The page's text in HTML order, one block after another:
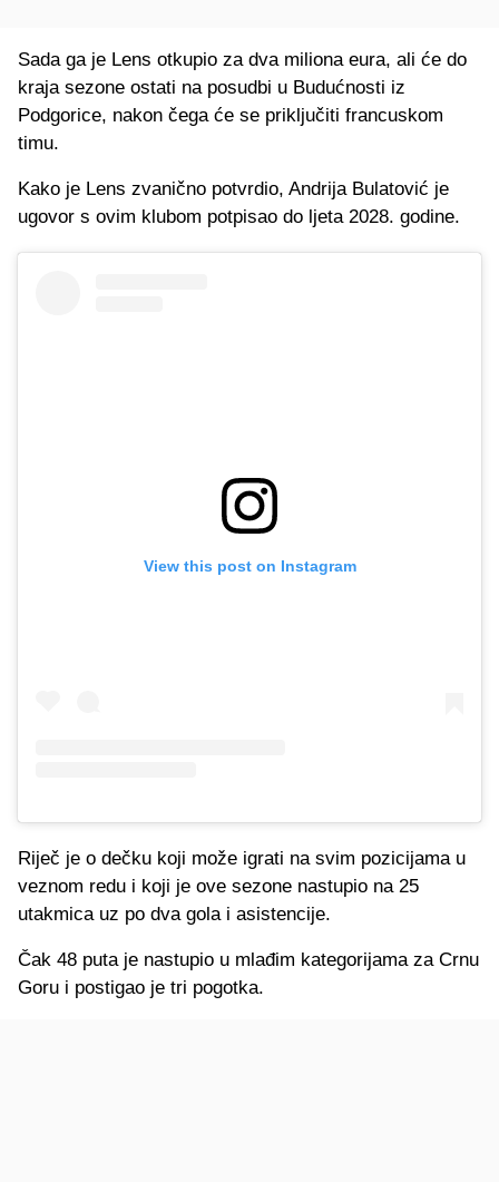
Sada ga je Lens otkupio za dva miliona eura, ali će do
kraja sezone ostati na posudbi u Budućnosti iz
Podgorice, nakon čega će se priključiti francuskom
timu.
Kako je Lens zvanično potvrdio, Andrija Bulatović je
ugovor s ovim klubom potpisao do ljeta 2028. godine.
View this post on Instagram
Riječ je o dečku koji može igrati na svim pozicijama u
veznom redu i koji je ove sezone nastupio na 25
utakmica uz po dva gola i asistencije.
Čak 48 puta je nastupio u mlađim kategorijama za Crnu
Goru i postigao je tri pogotka.